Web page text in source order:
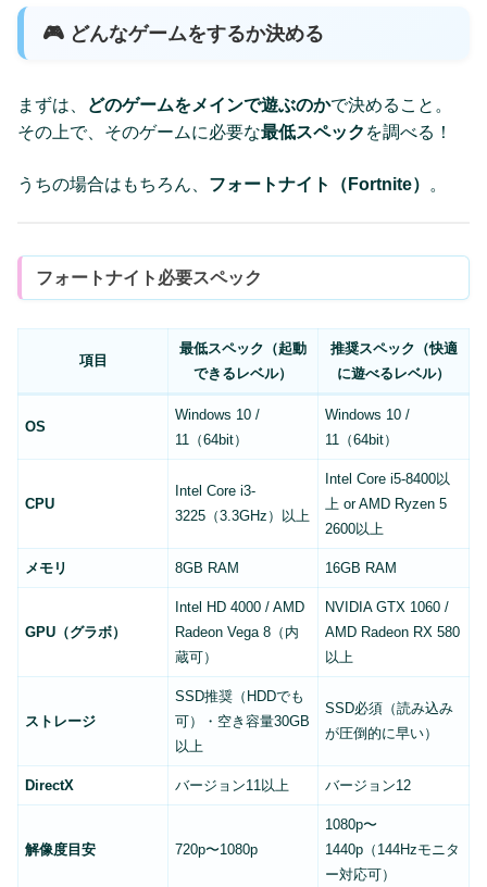
🎮 どんなゲームをするか決める
まずは、 どのゲームをメインで遊ぶのかで決めること。
その上で、そのゲームに必要な最低スペック を調べる！
うちの場合はもちろん、 フォートナイト（Fortnite） 。
フォートナイト必要スペック
項目
最低スペック（起動
できるレベル）
推奨スペック（快適
に遊べるレベル）
OS
Windows 10 /
11（64bit）
Windows 10 /
11（64bit）
CPU
Intel Core i3-
3225（3.3GHz）以上
Intel Core i5-8400以
上 or AMD Ryzen 5
2600以上
メモリ 8GB RAM 16GB RAM
GPU（グラボ）
Intel HD 4000 / AMD
Radeon Vega 8（内
蔵可）
NVIDIA GTX 1060 /
AMD Radeon RX 580
以上
ストレージ
SSD推奨（HDDでも
可）・空き容量30GB
以上
SSD必須（読み込み
が圧倒的に早い）
DirectX バージョン11以上 バージョン12
解像度目安 720p〜1080p
1080p〜
1440p（144Hzモニタ
ー対応可）